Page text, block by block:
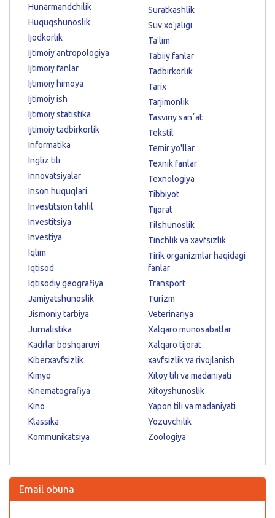
Hunarmandchilik
Huquqshunoslik
Ijodkorlik
Ijtimoiy antropologiya
Ijtimoiy fanlar
Ijtimoiy himoya
Ijtimoiy ish
Ijtimoiy statistika
Ijtimoiy tadbirkorlik
Informatika
Ingliz tili
Innovatsiyalar
Inson huquqlari
Investitsion tahlil
Investitsiya
Investiya
Iqlim
Iqtisod
Iqtisodiy geografiya
Jamiyatshunoslik
Jismoniy tarbiya
Jurnalistika
Kadrlar boshqaruvi
Kiberxavfsizlik
Kimyo
Kinematografiya
Kino
Klassika
Kommunikatsiya
Suratkashlik
Suv xo'jaligi
Ta'lim
Tabiiy fanlar
Tadbirkorlik
Tarix
Tarjimonlik
Tasviriy sanʼat
Tekstil
Temir yo'llar
Texnik fanlar
Texnologiya
Tibbiyot
Tijorat
Tilshunoslik
Tinchlik va xavfsizlik
Tirik organizmlar haqidagi
fanlar
Transport
Turizm
Veterinariya
Xalqaro munosabatlar
Xalqaro tijorat
xavfsizlik va rivojlanish
Xitoy tili va madaniyati
Xitoyshunoslik
Yapon tili va madaniyati
Yozuvchilik
Zoologiya
Email obuna